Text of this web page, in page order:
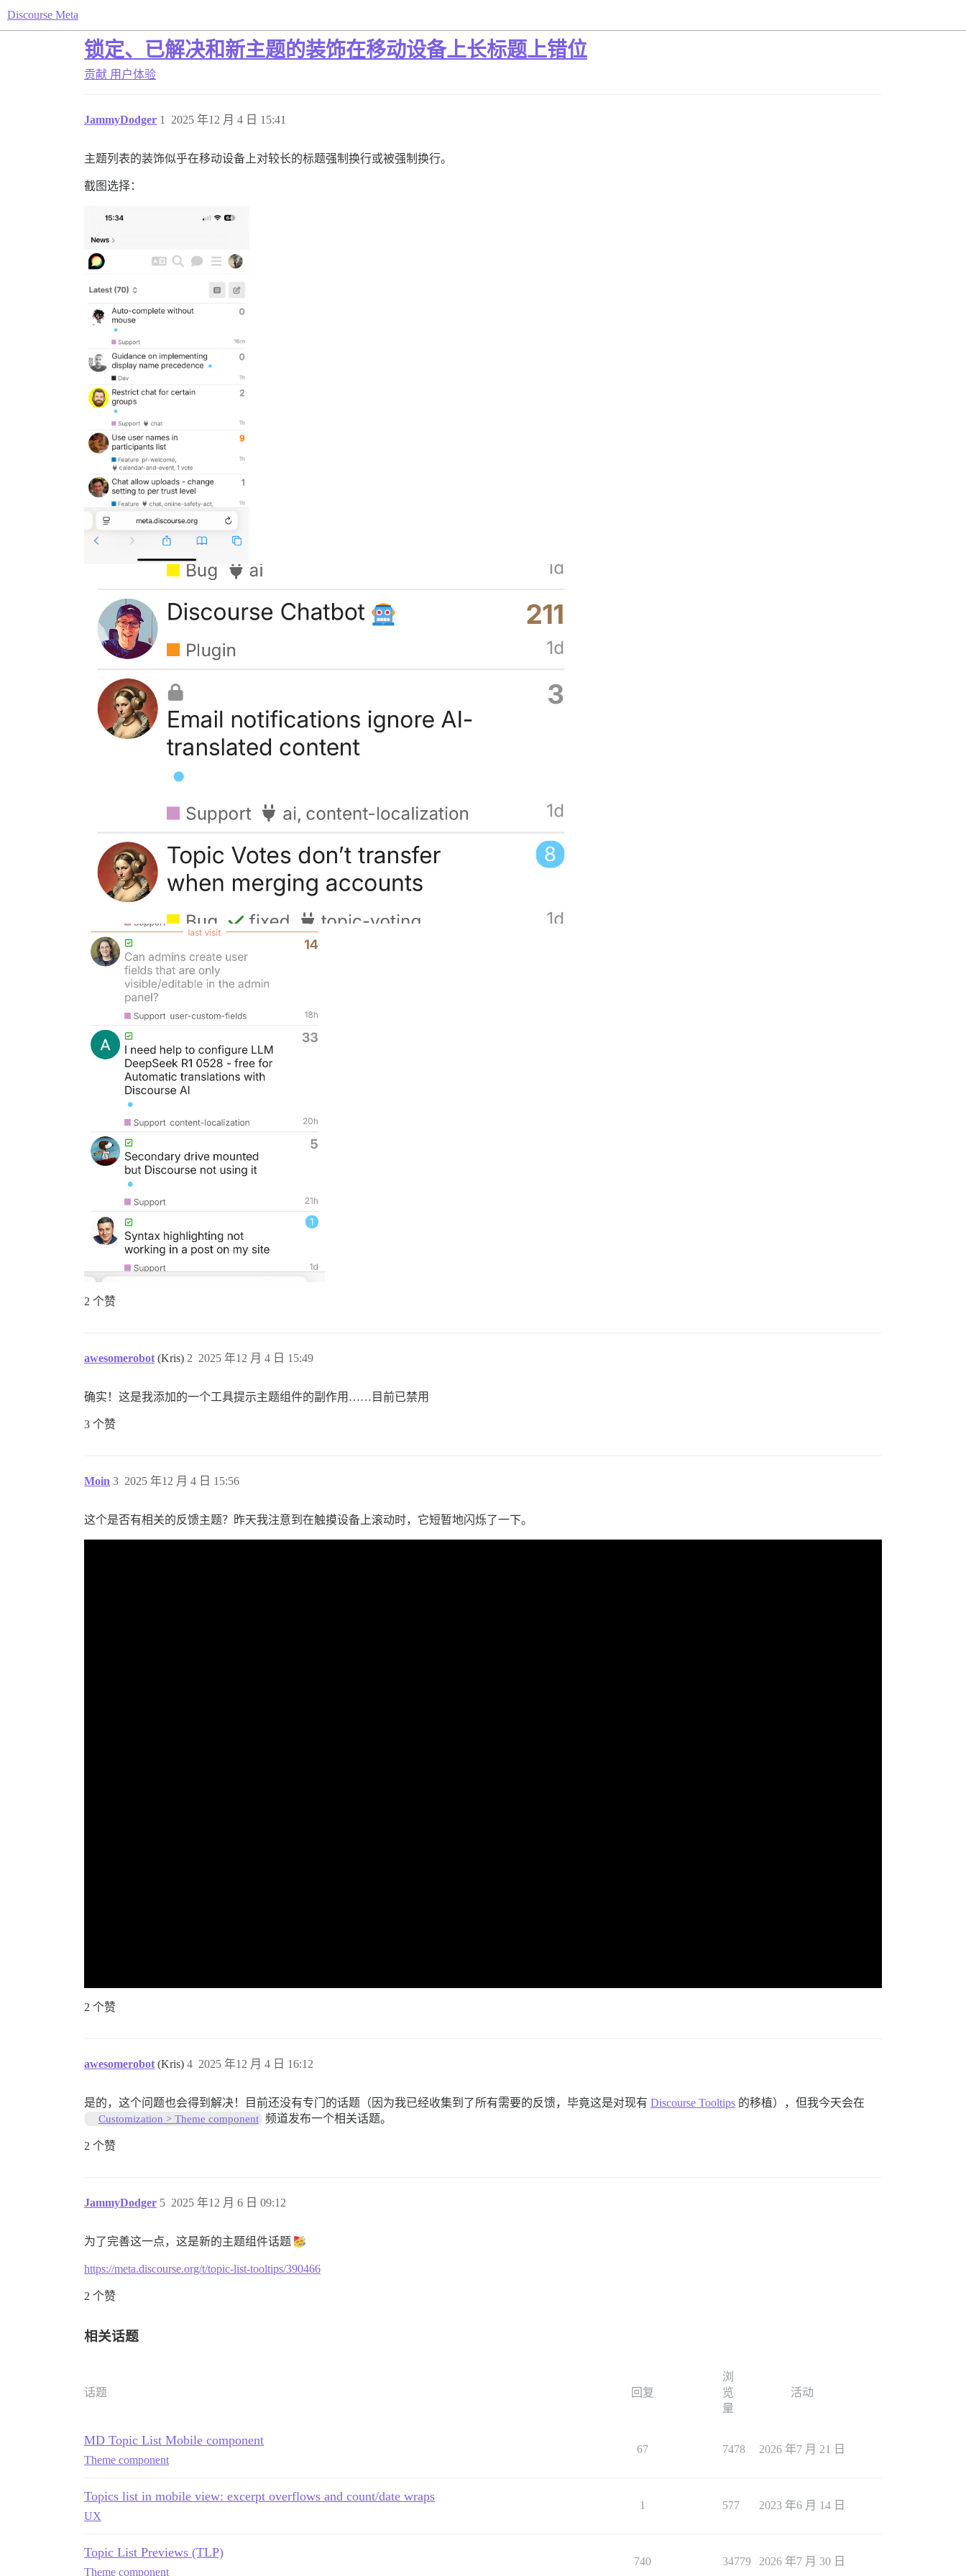
Discourse Meta
锁定、已解决和新主题的装饰在移动设备上长标题上错位
贡献 用户体验
JammyDodger 2025 年12 月 4 日 15:41
1
主题列表的装饰似乎在移动设备上对较长的标题强制换行或被强制换行。
截图选择：
2 个赞
awesomerobot (Kris) 2025 年12 月 4 日 15:49
2
确实！这是我添加的一个工具提示主题组件的副作用……目前已禁用
3 个赞
Moin 2025 年12 月 4 日 15:56
3
这个是否有相关的反馈主题？昨天我注意到在触摸设备上滚动时，它短暂地闪烁了一下。
2 个赞
awesomerobot (Kris) 2025 年12 月 4 日 16:12
4
是的，这个问题也会得到解决！目前还没有专门的话题（因为我已经收集到了所有需要的反馈，毕竟这是对现有 Discourse Tooltips 的移植），但我今天会在
Customization > Theme component 频道发布一个相关话题。
2 个赞
JammyDodger 2025 年12 月 6 日 09:12
5
为了完善这一点，这是新的主题组件话题
https://meta.discourse.org/t/topic-list-tooltips/390466
2 个赞
相关话题
话题 回复
浏
览
量
活动
MD Topic List Mobile component
Theme component
67 7478 2026 年7 月 21 日
Topics list in mobile view: excerpt overflows and count/date wraps
UX
1 577 2023 年6 月 14 日
Topic List Previews (TLP)
Theme component
740 34779 2026 年7 月 30 日